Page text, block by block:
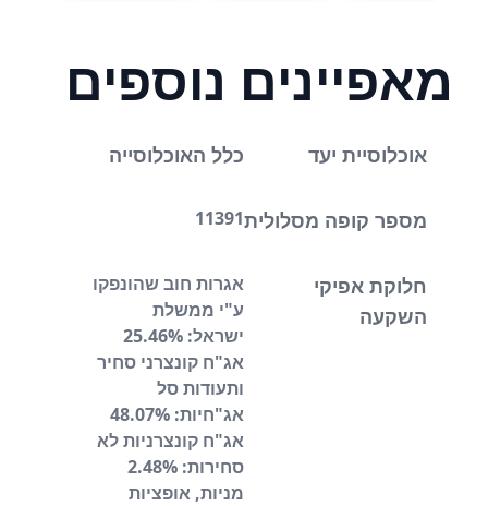
מאפיינים נוספים
אוכלוסיית יעד כלל האוכלוסייה
מספר קופה מסלולית11391
חלוקת אפיקי
השקעה
אגרות חוב שהונפקו
ע"י ממשלת
ישראל: 25.46%
אג"ח קונצרני סחיר
ותעודות סל
אג"חיות: 48.07%
אג"ח קונצרניות לא
סחירות: 2.48%
מניות, אופציות